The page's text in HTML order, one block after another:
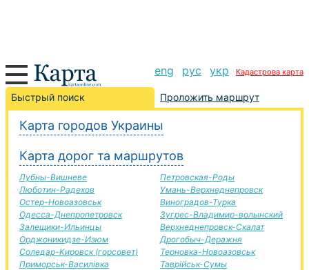
eng рус укр Кадастрова карта
Быстрый поиск Проложить маршрут
Карта городов Украины
Карта дорог та маршрутов
Лубны-Вишневе
Люботин-Радехов
Остер-Новоазовськ
Одесса-Днепропетровск
Залещики-Ильинцы
Орджоникидзе-Изюм
Соледар-Кировск (горсовет)
Приморськ-Василівка
Петровская-Роды
Умань-Верхнеднепровск
Виноградов-Турка
Зугрес-Владимир-волынский
Верхнеднепровск-Скалат
Дрогобыч-Деражня
Терновка-Новоазовськ
Таврійськ-Сумы
Чигирин-Мерефа дорога, маршрут Чигирин-Мерефа,
автомобильная дорога
+
−